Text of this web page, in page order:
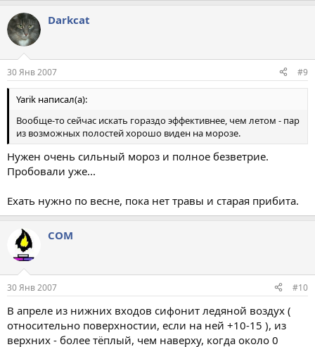
Darkcat
30 Янв 2007 #9
Yarik написал(а):
Вообще-то сейчас искать гораздо эффективнее, чем летом - пар
из возможных полостей хорошо виден на морозе.
Нужен очень сильный мороз и полное безветрие.
Пробовали уже...
Ехать нужно по весне, пока нет травы и старая прибита.
COM
30 Янв 2007 #10
В апреле из нижних входов сифонит ледяной воздух (
относительно поверхностии, если на ней +10-15 ), из
верхних - более тёплый, чем наверху, когда около 0